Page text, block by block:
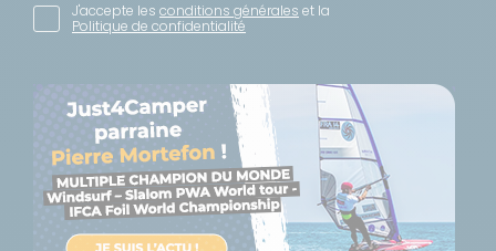
J'accepte les conditions générales et la
Politique de confidentialité